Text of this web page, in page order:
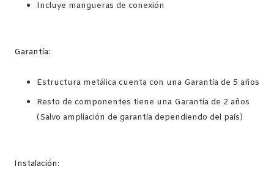
Incluye mangueras de conexión
Garantía:
Estructura metálica cuenta con una Garantía de 5 años
Resto de componentes tiene una Garantía de 2 años
(Salvo ampliación de garantía dependiendo del país)
Instalación: